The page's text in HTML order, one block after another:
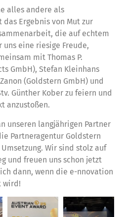
alles andere als
Ergebnis von Mut zur
die auf echtem
uns eine riesige Freude,
mit Thomas P.
GmbH), Stefan Kleinhans
(Goldstern GmbH) und
Günther Kober zu feiern und
anzustoßen.
unseren langjährigen Partner
Partneragentur Goldstern
Wir sind stolz auf
und freuen uns schon jetzt
dann, wenn die e-nnovation
wird!